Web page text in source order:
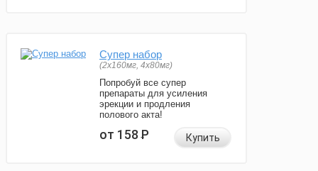
Супер набор
(2х160мг, 4х80мг)
Попробуй все супер
препараты для усиления
эрекции и продления
полового акта!
от 158Р Купить